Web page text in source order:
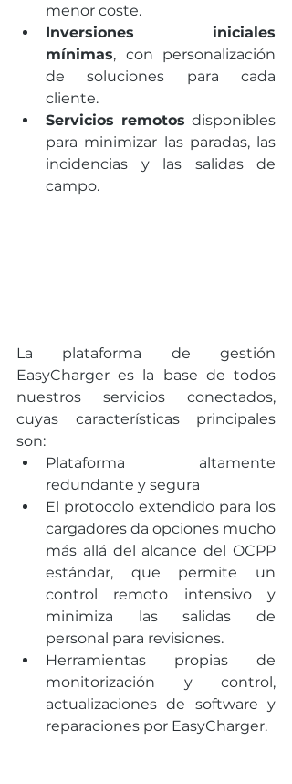
menor coste.
Inversiones iniciales
mínimas, con personalización
de soluciones para cada
cliente.
Servicios remotos disponibles
para minimizar las paradas, las
incidencias y las salidas de
campo.
La plataforma de gestión
EasyCharger es la base de todos
nuestros servicios conectados,
cuyas características principales
son:
Plataforma altamente
redundante y segura
El protocolo extendido para los
cargadores da opciones mucho
más allá del alcance del OCPP
estándar, que permite un
control remoto intensivo y
minimiza las salidas de
personal para revisiones.
Herramientas propias de
monitorización y control,
actualizaciones de software y
reparaciones por EasyCharger.